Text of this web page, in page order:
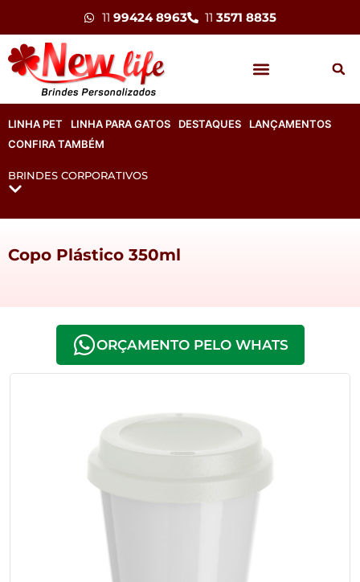
11 99424 8963 11 3571 8835
LINHA PET LINHA PARA GATOS DESTAQUES
LANÇAMENTOS
CONFIRA TAMBÉM
BRINDES CORPORATIVOS
Copo Plástico 350ml
ORÇAMENTO PELO WHATS